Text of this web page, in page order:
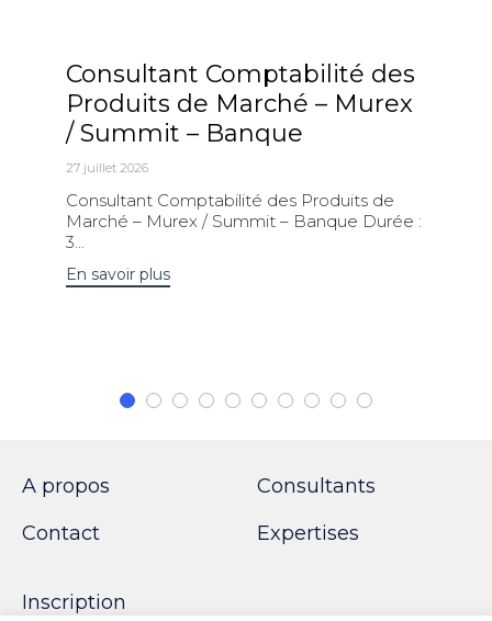
Consultant Comptabilité des
Produits de Marché – Murex
/ Summit – Banque
27 juillet 2026
Consultant Comptabilité des Produits de
Marché – Murex / Summit – Banque Durée :
3...
En savoir plus
A propos
Contact
Consultants
Expertises
Inscription